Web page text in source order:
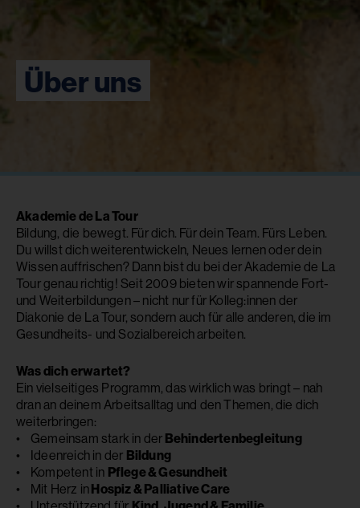
Über uns
Akademie de La Tour
Bildung, die bewegt. Für dich. Für dein Team. Fürs Leben.
Du willst dich weiterentwickeln, Neues lernen oder dein
Wissen auffrischen? Dann bist du bei der Akademie de La
Tour genau richtig! Seit 2009 bieten wir spannende Fort-
und Weiterbildungen – nicht nur für Kolleg:innen der
Diakonie de La Tour, sondern auch für alle anderen, die im
Gesundheits- und Sozialbereich arbeiten.
Was dich erwartet?
Ein vielseitiges Programm, das wirklich was bringt – nah
dran an deinem Arbeitsalltag und den Themen, die dich
weiterbringen:
• Gemeinsam stark in der Behindertenbegleitung
• Ideenreich in der Bildung
• Kompetent in Pflege & Gesundheit
• Mit Herz inHospiz & Palliative Care